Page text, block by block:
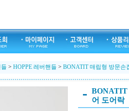
> HOPPE 레버핸들 > BONATIT 매립형 방문손
BONATIT
어 도어락